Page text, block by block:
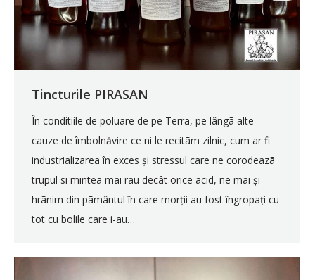
Tincturile PIRASAN
În conditiile de poluare de pe Terra, pe lângã alte
cauze de îmbolnăvire ce ni le recitãm zilnic, cum ar fi
industrializarea în exces și stressul care ne corodeazã
trupul si mintea mai rãu decât orice acid, ne mai și
hrãnim din pãmântul în care morții au fost îngropați cu
tot cu bolile care i-au…